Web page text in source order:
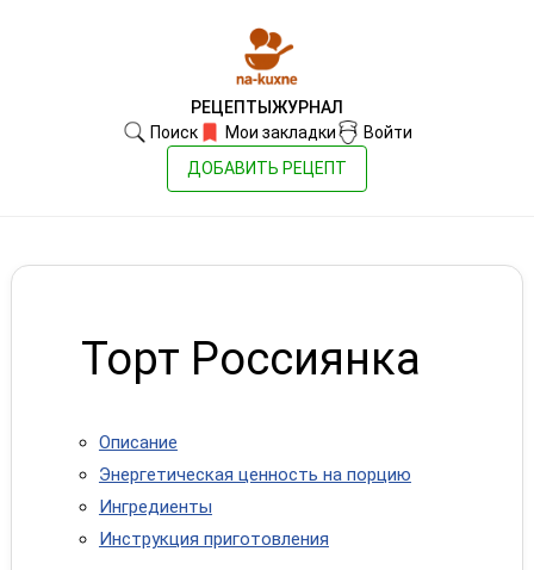
РЕЦЕПТЫ ЖУРНАЛ
Поиск
Мои закладки
Войти
ДОБАВИТЬ РЕЦЕПТ
Торт Россиянка
Описание
Энергетическая ценность на порцию
Ингредиенты
Инструкция приготовления